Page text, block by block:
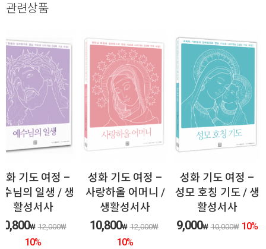
관련상품
화 기도 여정 –
님의 일생 / 생
활성서사
₩ 12,000₩
10%
성화 기도 여정 –
사랑하올 어머니 /
생활성서사
10,800₩ 12,000₩
10%
성화 기도 여정 –
성모 호칭 기도 / 생
활성서사
9,000₩ 10,000₩ 10%